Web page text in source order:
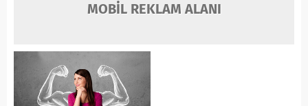
MOBİL REKLAM ALANI